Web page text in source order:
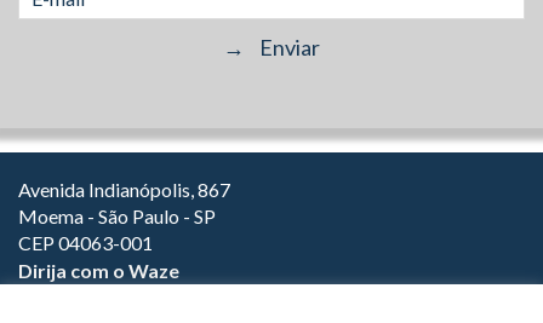
Avenida Indianópolis, 867
Moema - São Paulo - SP
CEP 04063-001
Dirija com o Waze